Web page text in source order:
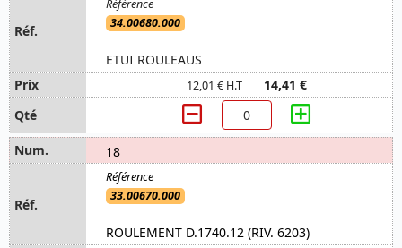
34.00680.000
ETUI ROULEAUS
12,01 € H.T 14,41 €
18
33.00670.000
ROULEMENT D.1740.12 (RIV. 6203)